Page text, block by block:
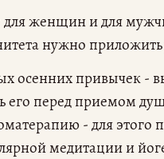
женщин и для
нужно
осенних привычек
его перед приемом
- для
медитации и